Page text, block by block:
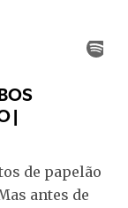
de papelão
antes de